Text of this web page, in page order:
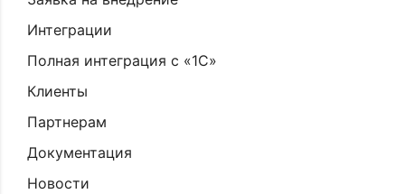
Интеграции
Полная интеграция с «1С»
Клиенты
Партнерам
Документация
Новости